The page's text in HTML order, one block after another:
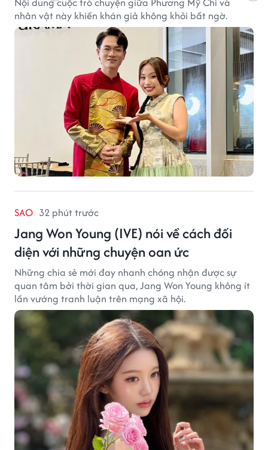
nhân vật này khiến khán giả không khỏi bất ngờ.
SAO 32 phút trước
Jang Won Young (IVE) nói về cách đối
diện với những chuyện oan ức
Những chia sẻ mới đay nhanh chóng nhận được sự
quan tâm bởi thời gian qua, Jang Won Young không ít
lần vướng tranh luận trên mạng xã hội.